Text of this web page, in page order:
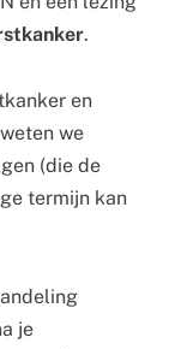
.
en
we
(die de
termijn kan
je